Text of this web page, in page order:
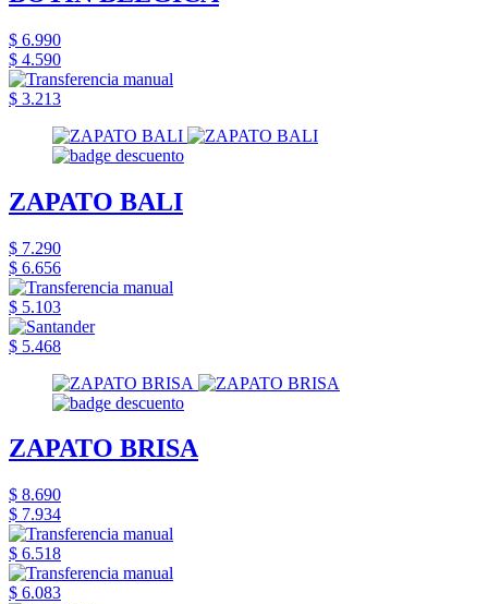
$ 6.990
$ 4.590
$ 3.213
ZAPATO BALI
$ 7.290
$ 6.656
$ 5.103
$ 5.468
ZAPATO BRISA
$ 8.690
$ 7.934
$ 6.518
$ 6.083